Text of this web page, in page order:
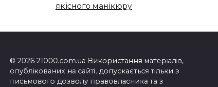
якісного манікюру
© 2026 21000.com.ua Використання матеріалів,
опублікованих на сайті, допускається тільки з
письмового дозволу правовласника та з